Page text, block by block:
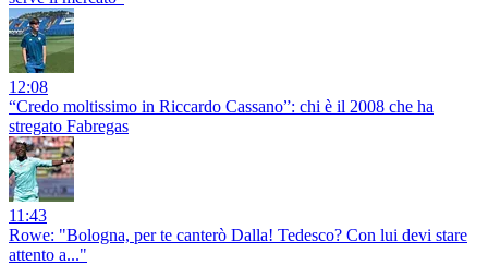
12:08
“Credo moltissimo in Riccardo Cassano”: chi è il 2008 che ha
stregato Fabregas
11:43
Rowe: "Bologna, per te canterò Dalla! Tedesco? Con lui devi stare
attento a..."